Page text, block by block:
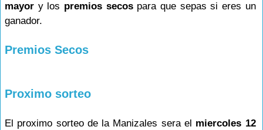
mayor y los premios secospara que sepas si eres un
ganador.
Premios Secos
Proximo sorteo
El proximo sorteo de la Manizales sera el miercoles 12